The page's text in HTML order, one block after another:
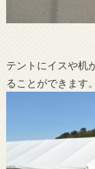
テントにイスや机
ることができます。